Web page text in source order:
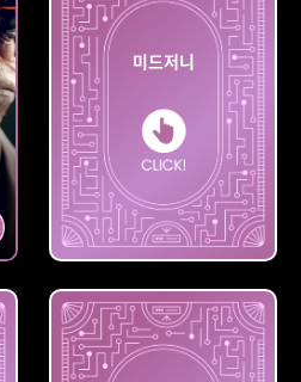
미드저니
미드저니